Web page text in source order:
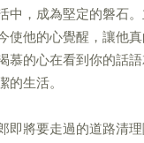
中，成為堅定的磐石
使他的心覺醒，讓他
慕的心在看到你的話
生活。
即將要走過的道路清